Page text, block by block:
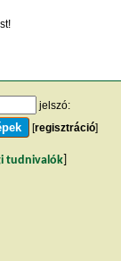
jelszó:
[regisztráció]
tudnivalók